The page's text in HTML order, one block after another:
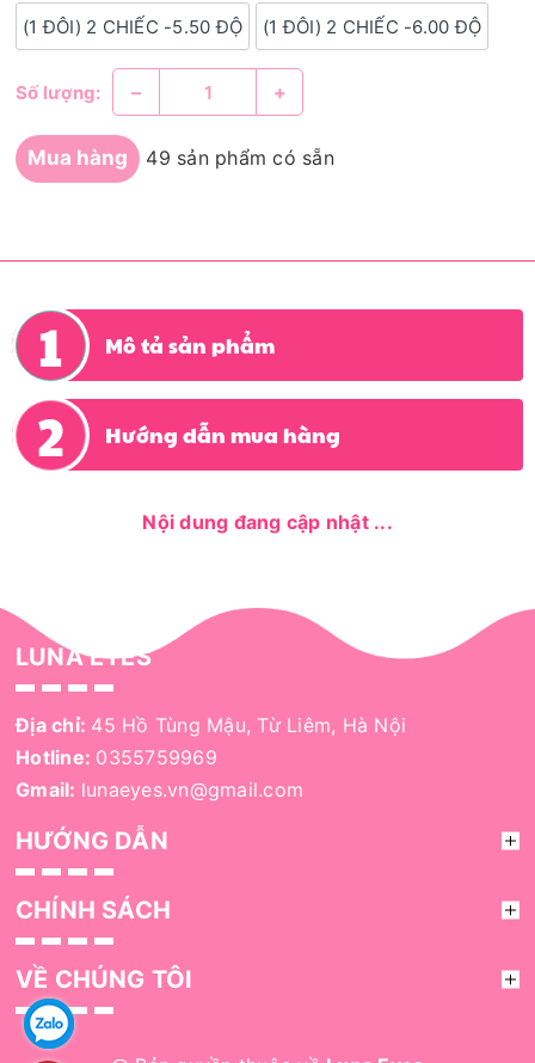
(1 ĐÔI) 2 CHIẾC -5.50 ĐỘ (1 ĐÔI) 2 CHIẾC -6.00 ĐỘ
Số lượng: – +
Mua hàng 49 sản phẩm có sẵn
Mô tả sản phẩm
Hướng dẫn mua hàng
Nội dung đang cập nhật ...
LUNA EYES
Địa chỉ: 45 Hồ Tùng Mậu, Từ Liêm, Hà Nội
Hotline: 0355759969
Gmail: lunaeyes.vn@gmail.com
HƯỚNG DẪN
CHÍNH SÁCH
VỀ CHÚNG TÔI